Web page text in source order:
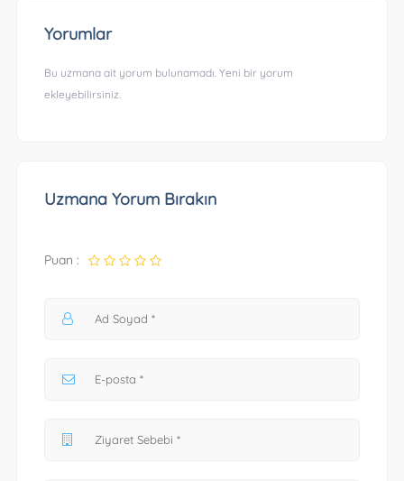
Yorumlar
Bu uzmana ait yorum bulunamadı. Yeni bir yorum
ekleyebilirsiniz.
Uzmana Yorum Bırakın
Puan :